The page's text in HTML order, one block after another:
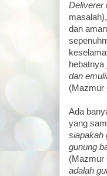
Deliverer
masalah),
dan
hebatnya
dan
(Mazmur
Ada
yang
siapakah
gunung
(Mazmur
adalah